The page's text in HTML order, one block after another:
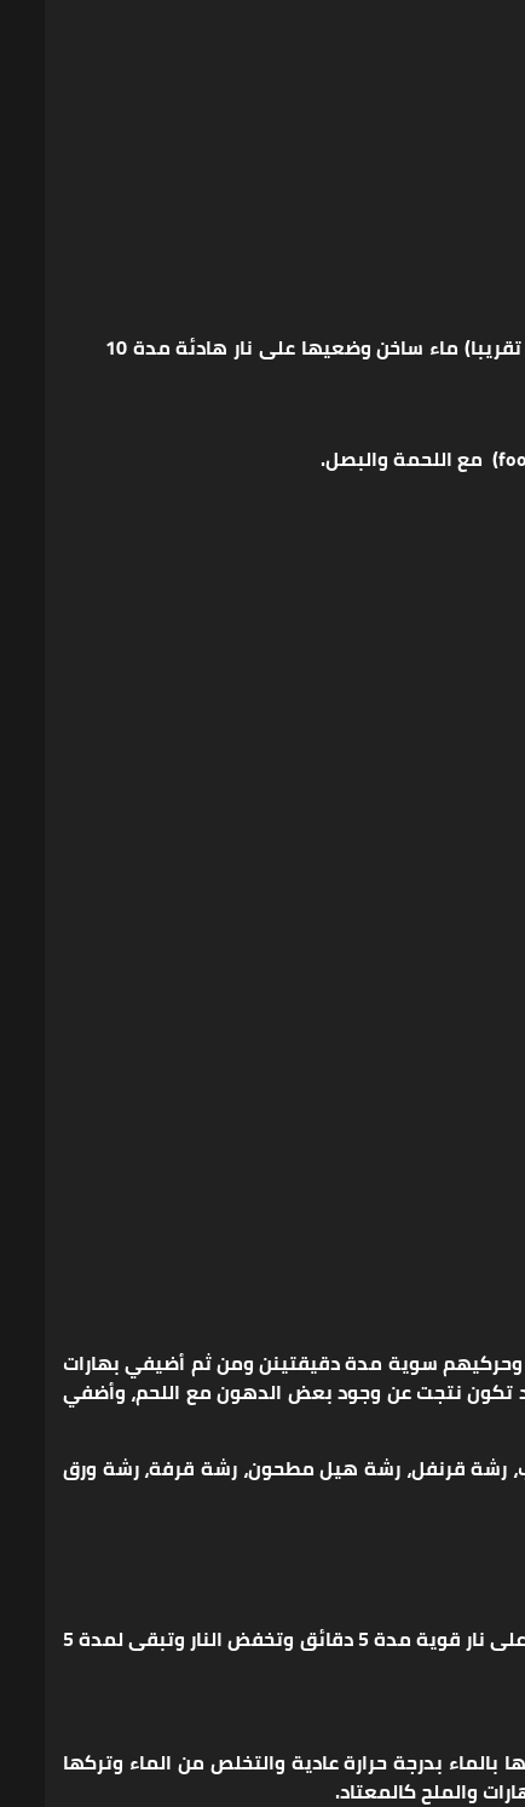
قشري القرع وقطعيه إلى قطع صغيرة، وضعي الكمية في وعاء للطهي وأضيفي عليه مقدار فنجان قهوة صغير (100 مل تقريبا) ماء ساخن وضعيها على نار هادئة مدة 10
وحركيهم سوية مدة دقيقتينن ومن ثم أضيفي بهارات
تكون نتجت عن وجود بعض الدهون مع اللحم، وأضفي
رشة قرنفل، رشة هيل مطحون، رشة قرفة، رشة ورق
بالنسبة للرز أو الكينوا، يستخدم نفس كمية البرغل (1 ¼ كاس، أي ما يقارب 250 غ) ويضاف عليها 1 ½ كأس ماء مغلي وتوضع على نار قوية مدة 5 دقائق وتخفض النار وتبقى لمدة 5
بدرجة حرارة عادية والتخلص من الماء وتركها